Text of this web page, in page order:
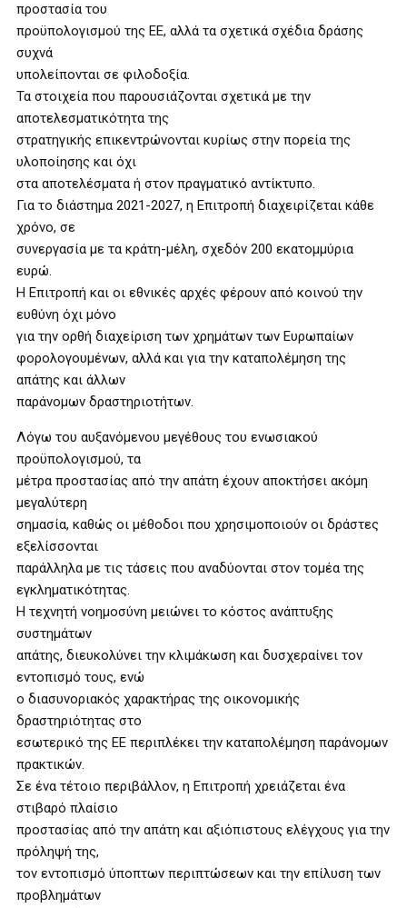
προστασία του
προϋπολογισμού της ΕΕ, αλλά τα σχετικά σχέδια δράσης
συχνά
υπολείπονται σε φιλοδοξία.
Τα στοιχεία που παρουσιάζονται σχετικά με την
αποτελεσματικότητα της
στρατηγικής επικεντρώνονται κυρίως στην πορεία της
υλοποίησης και όχι
στα αποτελέσματα ή στον πραγματικό αντίκτυπο.
Για το διάστημα 2021-2027, η Επιτροπή διαχειρίζεται κάθε
χρόνο, σε
συνεργασία με τα κράτη-μέλη, σχεδόν 200 εκατομμύρια
ευρώ.
Η Επιτροπή και οι εθνικές αρχές φέρουν από κοινού την
ευθύνη όχι μόνο
για την ορθή διαχείριση των χρημάτων των Ευρωπαίων
φορολογουμένων, αλλά και για την καταπολέμηση της
απάτης και άλλων
παράνομων δραστηριοτήτων.
Λόγω του αυξανόμενου μεγέθους του ενωσιακού
προϋπολογισμού, τα
μέτρα προστασίας από την απάτη έχουν αποκτήσει ακόμη
μεγαλύτερη
σημασία, καθώς οι μέθοδοι που χρησιμοποιούν οι δράστες
εξελίσσονται
παράλληλα με τις τάσεις που αναδύονται στον τομέα της
εγκληματικότητας.
Η τεχνητή νοημοσύνη μειώνει το κόστος ανάπτυξης
συστημάτων
απάτης, διευκολύνει την κλιμάκωση και δυσχεραίνει τον
εντοπισμό τους, ενώ
ο διασυνοριακός χαρακτήρας της οικονομικής
δραστηριότητας στο
εσωτερικό της ΕΕ περιπλέκει την καταπολέμηση παράνομων
πρακτικών.
Σε ένα τέτοιο περιβάλλον, η Επιτροπή χρειάζεται ένα
στιβαρό πλαίσιο
προστασίας από την απάτη και αξιόπιστους ελέγχους για την
πρόληψή της,
τον εντοπισμό ύποπτων περιπτώσεων και την επίλυση των
προβλημάτων